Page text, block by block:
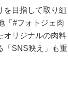
目指して取り組
「#フォトジェ肉
オリジナルの肉料
「SNS映え」も重